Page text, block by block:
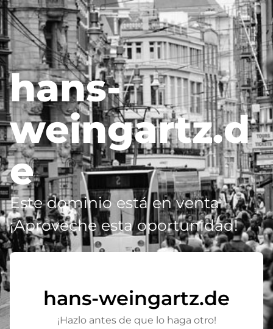
hans-
weingartz.d
e
Este dominio está en venta -
¡Aproveche esta oportunidad!
hans-weingartz.de
¡Hazlo antes de que lo haga otro!